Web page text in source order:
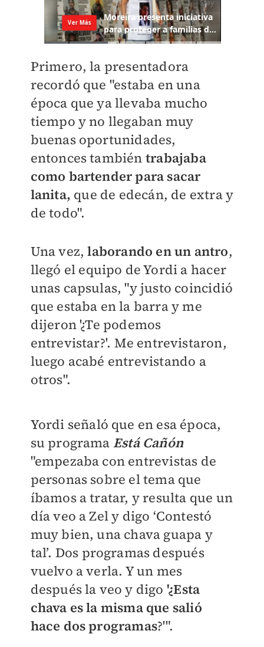
Primero, la presentadora
recordó que "estaba en una
época que ya llevaba mucho
tiempo y no llegaban muy
buenas oportunidades,
entonces también trabajaba
como bartender para sacar
lanita, que de edecán, de extra y
de todo".
Una vez,laborando en un antro,
llegó el equipo de Yordi a hacer
unas capsulas, "y justo coincidió
que estaba en la barra y me
dijeron '¿Te podemos
entrevistar?'. Me entrevistaron,
luego acabé entrevistando a
otros".
Yordi señaló que en esa época,
su programa Está Cañón
"empezaba con entrevistas de
personas sobre el tema que
íbamos a tratar, y resulta que un
día veo a Zel y digo ‘Contestó
muy bien, una chava guapa y
tal’. Dos programas después
vuelvo a verla. Y un mes
después la veo y digo '¿Esta
chava es la misma que salió
hace dos programas?'".